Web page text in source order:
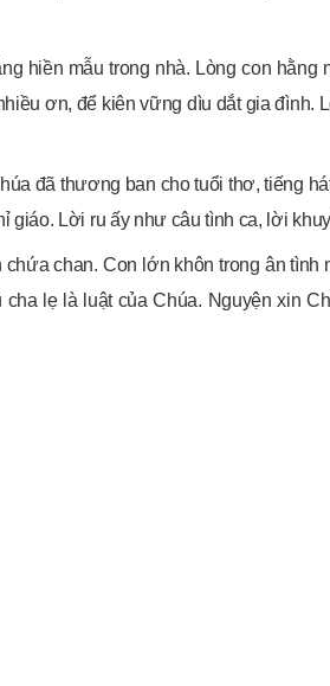
hiền mẫu trong nhà. Lòng con hằng
ơn, để kiên vững dìu dắt gia đình.
đã thương ban cho tuổi thơ, tiếng
giáo. Lời ru ấy như câu tình ca, lời
chan. Con lớn khôn trong ân tình
lẹ là luật của Chúa. Nguyện xin